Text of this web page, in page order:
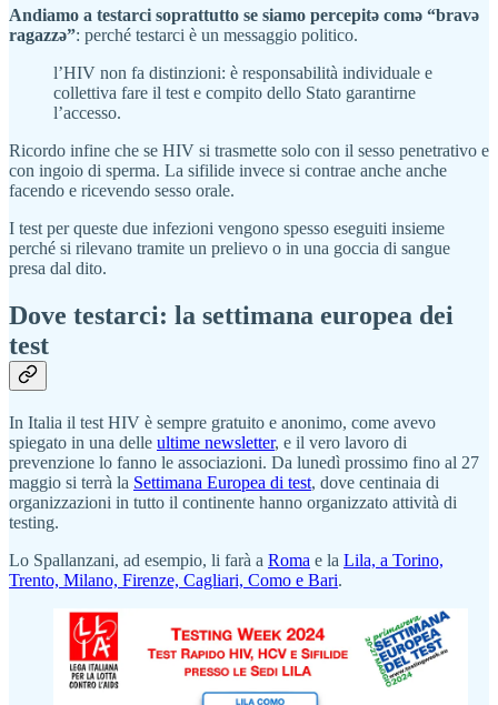
Andiamo a testarci soprattutto se siamo percepitə comə “bravə
ragazzə”: perché testarci è un messaggio politico.
l’HIV non fa distinzioni: è responsabilità individuale e
collettiva fare il test e compito dello Stato garantirne
l’accesso.
Ricordo infine che se HIV si trasmette solo con il sesso penetrativo e
con ingoio di sperma. La sifilide invece si contrae anche anche
facendo e ricevendo sesso orale.
I test per queste due infezioni vengono spesso eseguiti insieme
perché si rilevano tramite un prelievo o in una goccia di sangue
presa dal dito.
Dove testarci: la settimana europea dei
test
In Italia il test HIV è sempre gratuito e anonimo, come avevo
spiegato in una delle ultime newsletter, e il vero lavoro di
prevenzione lo fanno le associazioni. Da lunedì prossimo fino al 27
maggio si terrà la Settimana Europea di test, dove centinaia di
organizzazioni in tutto il continente hanno organizzato attività di
testing.
Lo Spallanzani, ad esempio, li farà a Roma e la Lila, a Torino,
Trento, Milano, Firenze, Cagliari, Como e Bari.